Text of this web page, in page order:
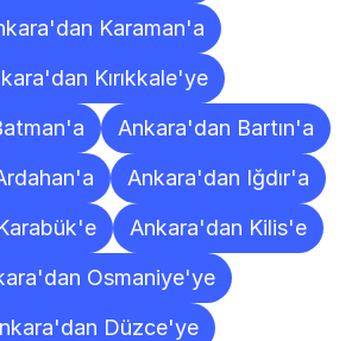
Karaman'a
Kırıkkale'ye
Ankara'dan Bartın'a
Ankara'dan Iğdır'a
Ankara'dan Kilis'e
Osmaniye'ye
Düzce'ye